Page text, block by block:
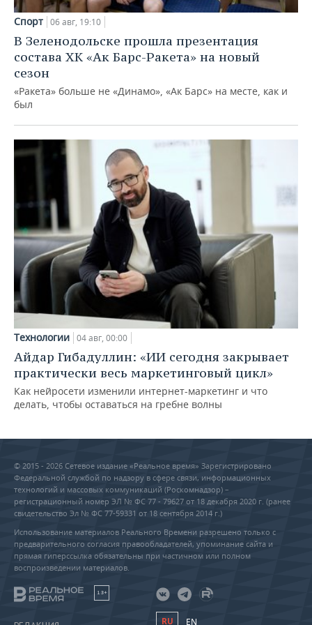
Спорт 06 авг, 19:10
В Зеленодольске прошла презентация
состава ХК «Ак Барс-Ракета» на новый
сезон
«Ракета» больше не «Динамо», «Ак Барс» на месте, как и
был
Технологии 04 авг, 00:00
Айдар Гибадуллин: «ИИ сегодня закрывает
практически весь маркетинговый цикл»
Как нейросети изменили интернет-маркетинг и что
делать, чтобы оставаться на гребне волны
© 2015 - 2026 Сетевое издание «Реальное время» Зарегистрировано
Федеральной службой по надзору в сфере связи, информационных
технологий и массовых коммуникаций (Роскомнадзор) –
регистрационный номер ЭЛ № ФС 77 - 79627 от 18 декабря 2020 г. (ранее
свидетельство Эл № ФС 77-59331 от 18 сентября 2014 г.)
Использование материалов Реального Времени разрешено только с
предварительного согласия правообладателей, упоминание сайта и
прямая гиперссылка обязательны при частичном или полном
воспроизведении материалов.
18+
RU EN